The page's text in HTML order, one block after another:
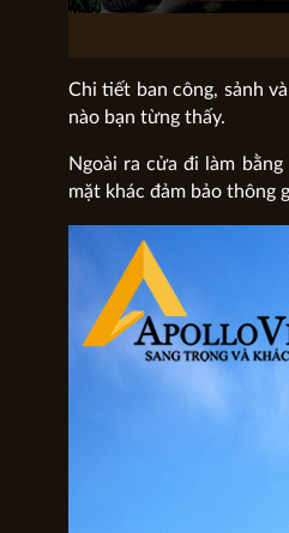
Chi tiết ban công, sảnh
nào bạn từng thấy.
Ngoài ra cửa đi làm
mặt khác đảm bảo thông